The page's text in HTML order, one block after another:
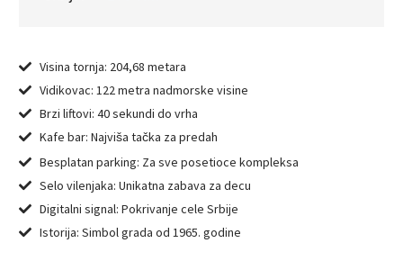
Visina tornja: 204,68 metara
Vidikovac: 122 metra nadmorske visine
Brzi liftovi: 40 sekundi do vrha
Kafe bar: Najviša tačka za predah
Besplatan parking: Za sve posetioce kompleksa
Selo vilenjaka: Unikatna zabava za decu
Digitalni signal: Pokrivanje cele Srbije
Istorija: Simbol grada od 1965. godine